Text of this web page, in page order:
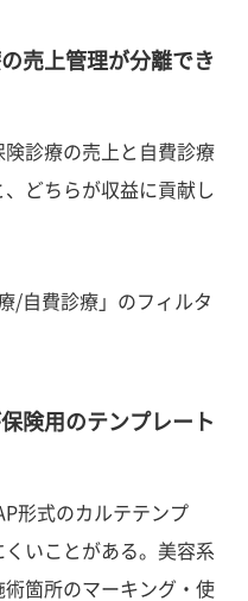
売上管理が分離でき
診療の売上と自費診療
どちらが収益に貢献し
/自費診療」のフィルタ
険用のテンプレート
形式のカルテテンプ
くいことがある。美容系
箇所のマーキング・使